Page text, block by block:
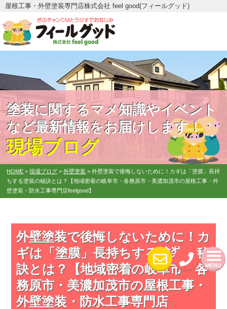
屋根工事・外壁塗装専門店株式会社 feel good(フィールグッド)
MENU
塗装に関するマメ知識やイベント
など最新情報をお届けします！
現場ブログ
HOME >現場ブログ >外壁塗装 >外壁塗装で後悔しないために！カギは「塗膜」長持
ちする塗装の秘訣とは？【地域密着の岐阜市・各務原市・美濃加茂市の屋根工事・外
壁塗装・防水工事専門店feelgood】
外壁塗装で後悔しないために！カ
ギは「塗膜」長持ちする塗装の秘
訣とは？【地域密着の岐阜市・各
務原市・美濃加茂市の屋根工事・
外壁塗装・防水工事専門店